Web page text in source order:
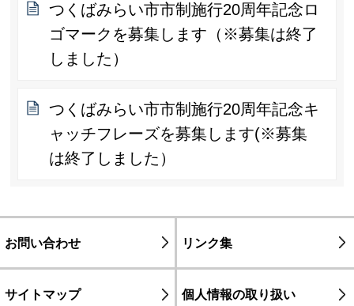
つくばみらい市市制施行20周年記念ロ
ゴマークを募集します（※募集は終了
しました）
つくばみらい市市制施行20周年記念キ
ャッチフレーズを募集します(※募集
は終了しました）
お問い合わせ リンク集
サイトマップ 個人情報の取り扱い